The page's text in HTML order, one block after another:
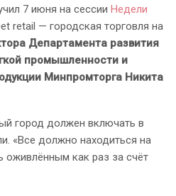
7 июня на сессии Недели
retail — городская торговля на
Департамента развития
промышленности и
Минпромторга Никита
город должен включать в
«Все должно находиться на
как раз за счёт